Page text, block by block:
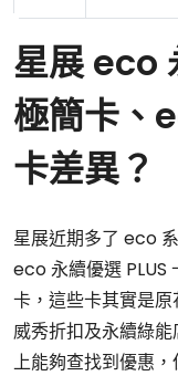
星展 eco
極簡卡、
卡差異？
星展近期多了 eco
eco 永續優選
卡，這些卡其實是
威秀折扣及永續綠
上能夠查找到優惠